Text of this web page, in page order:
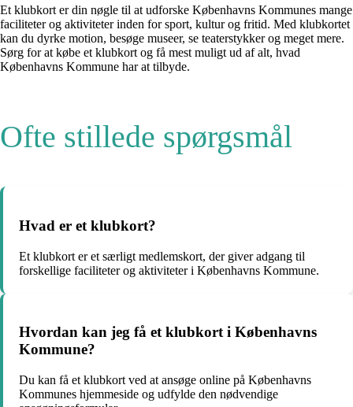
Et klubkort er din nøgle til at udforske Københavns Kommunes mange
faciliteter og aktiviteter inden for sport, kultur og fritid. Med klubkortet
kan du dyrke motion, besøge museer, se teaterstykker og meget mere.
Sørg for at købe et klubkort og få mest muligt ud af alt, hvad
Københavns Kommune har at tilbyde.
Ofte stillede spørgsmål
Hvad er et klubkort?
Et klubkort er et særligt medlemskort, der giver adgang til
forskellige faciliteter og aktiviteter i Københavns Kommune.
Hvordan kan jeg få et klubkort i Københavns
Kommune?
Du kan få et klubkort ved at ansøge online på Københavns
Kommunes hjemmeside og udfylde den nødvendige